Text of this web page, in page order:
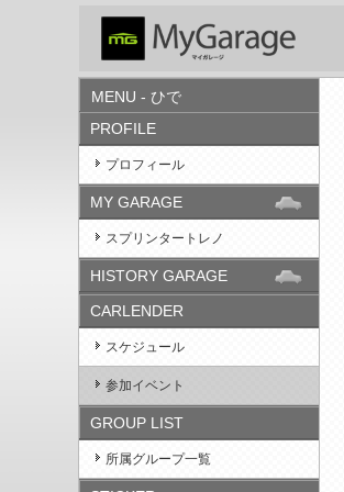
MENU - ひで
PROFILE
プロフィール
MY GARAGE
スプリンタートレノ
HISTORY GARAGE
CARLENDER
スケジュール
参加イベント
GROUP LIST
所属グループ一覧